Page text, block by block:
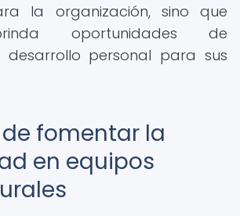
la organización, sino que
oportunidades de
desarrollo personal para sus
fomentar la
en equipos